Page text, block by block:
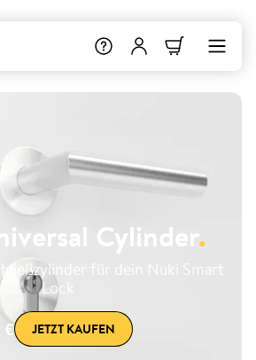
Cylinder.
für dein Nuki Smart
Lock
€
JETZT KAUFEN